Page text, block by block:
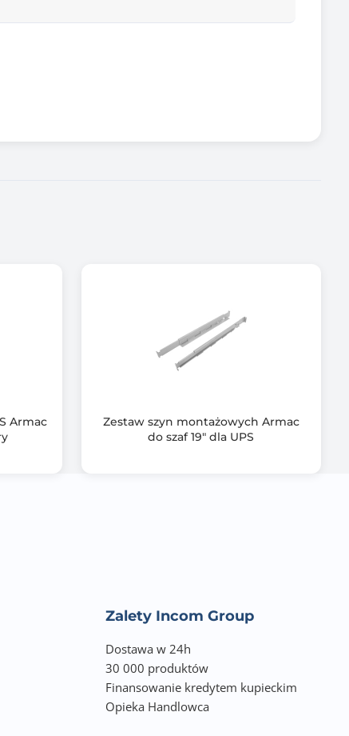
Armac
Zestaw szyn montażowych Armac
do szaf 19" dla UPS
Zalety Incom Group
Dostawa w 24h
30 000 produktów
Finansowanie kredytem kupieckim
Opieka Handlowca